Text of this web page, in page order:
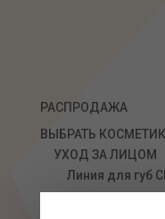
РАСПРОДАЖА
ВЫБРАТЬ
УХОД ЗА ЛИЦОМ
Линия для губ